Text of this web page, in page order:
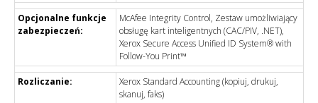
Opcjonalne funkcje
zabezpieczeń:
McAfee Integrity Control, Zestaw umożliwiający
obsługę kart inteligentnych (CAC/PIV, .NET),
Xerox Secure Access Unified ID System® with
Follow-You Print™
Rozliczanie:
Xerox Standard Accounting (kopiuj, drukuj,
skanuj, faks)